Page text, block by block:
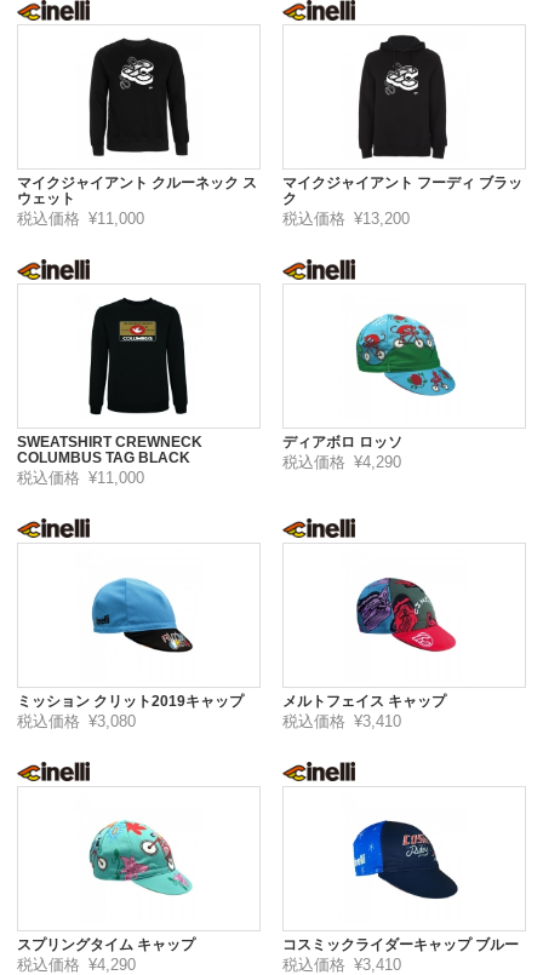
マイクジャイアント クルーネック ス
ウェット
税込価格 ¥11,000
マイクジャイアント フーディ ブラッ
ク
税込価格 ¥13,200
SWEATSHIRT CREWNECK
COLUMBUS TAG BLACK
税込価格 ¥11,000
ディアボロ ロッソ
税込価格 ¥4,290
ミッション クリット2019キャップ
税込価格 ¥3,080
メルトフェイス キャップ
税込価格 ¥3,410
スプリングタイム キャップ
税込価格 ¥4,290
コスミックライダーキャップ ブルー
税込価格 ¥3,410